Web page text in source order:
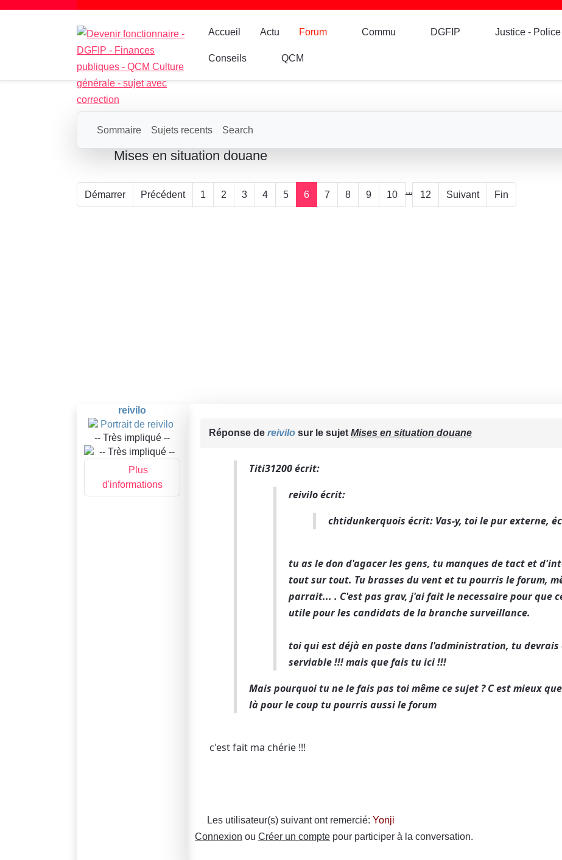
Accueil Actu Forum Commu DGFIP Justice - Police
Conseils QCM
Sommaire Sujets recents Search
Mises en situation douane
Démarrer Précédent 1 2 3 4 5 6 7 8 9 10 ... 12 Suivant Fin
reivilo
-- Très impliqué --
Plus
d'informations
Réponse de reivilo sur le sujet Mises en situation douane
Titi31200 écrit:
reivilo écrit:
chtidunkerquois écrit: Vas-y, toi le pur externe,
tu as le don d'agacer les gens, tu manques de tact et
tout sur tout. Tu brasses du vent et tu pourris le forum,
parrait... . C'est pas grav, j'ai fait le necessaire pour que
utile pour les candidats de la branche surveillance.
toi qui est déjà en poste dans l'administration, tu
serviable !!! mais que fais tu ici !!!
Mais pourquoi tu ne le fais pas toi même ce sujet ? C est mieux
là pour le coup tu pourris aussi le forum
c'est fait ma chérie !!!
Les utilisateur(s) suivant ont remercié: Yonji
Connexion ou Créer un compte pour participer à la conversation.